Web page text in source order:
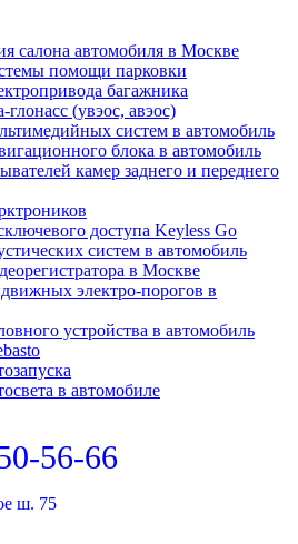
салона автомобиля в Москве
помощи парковки
багажника
глонасс (увэос, авэос)
систем в автомобиль
блока в автомобиль
камер заднего и переднего
доступа Keyless Go
систем в автомобиль
в Москве
электро-порогов в
устройства в автомобиль
в автомобиле
56-66
ш. 75